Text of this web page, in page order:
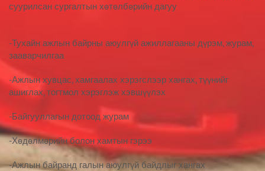
суурилсан сургалтын хөтөлбөрийн дагуу
-Тухайн ажлын байрны аюулгүй ажиллагааны дүрэм, журам,
зааварчилгаа
-Ажлын хувцас, хамгаалах хэрэгслээр хангах, түүнийг
ашиглах, тогтмол хэрэглэж хэвшүүлэх
-Байгууллагын дотоод журам
-Хөдөлмөрийн болон хамтын гэрээ
-Ажлын байранд галын аюулгүй байдлыг хангах